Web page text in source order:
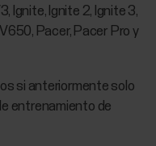
Ignite, Ignite 2, Ignite 3,
Pacer, Pacer Pro y
si anteriormente solo
entrenamiento de